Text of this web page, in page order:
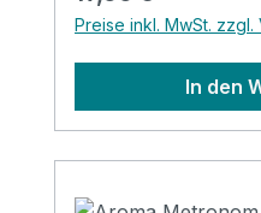
Preise inkl. MwSt.
In den